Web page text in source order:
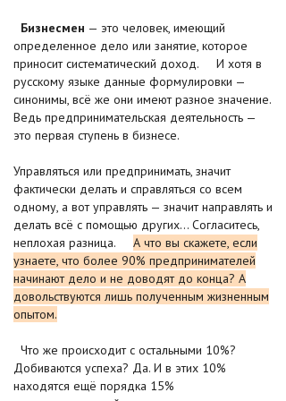
Бизнесмен — это человек, имеющий
определенное дело или занятие, которое
приносит систематический доход. И хотя в
русскому языке данные формулировки —
синонимы, всё же они имеют разное значение.
Ведь предпринимательская деятельность —
это первая ступень в бизнесе.
Управляться или предпринимать, значит
фактически делать и справляться со всем
одному, а вот управлять — значит направлять и
делать всё с помощью других… Согласитесь,
неплохая разница. А что вы скажете, если
узнаете, что более 90% предпринимателей
начинают дело и не доводят до конца? А
довольствуются лишь полученным жизненным
опытом.
Что же происходит с остальными 10%?
Добиваются успеха? Да. И в этих 10%
находятся ещё порядка 15%